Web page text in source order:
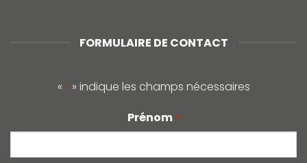
FORMULAIRE DE CONTACT
« *» indique les champs nécessaires
Prénom *